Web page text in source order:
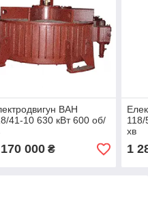
ВАН
41-10 630 кВт 600 об/
000₴
хв
1